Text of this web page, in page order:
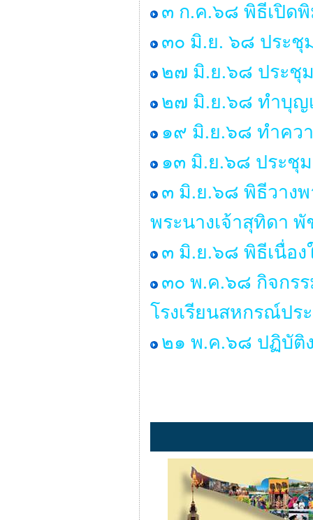
๓ ก.ค.๖๘ พิธีเปิด
๓๐ มิ.ย. ๖๘ ประชุ
๒๗ มิ.ย.๖๘ ประชุ
๒๗ มิ.ย.๖๘ ทำบุญ
๑๙ มิ.ย.๖๘ ทำคว
๑๓ มิ.ย.๖๘ ประชุม
๓ มิ.ย.๖๘ พิธีวางพ
พระนางเจ้าสุทิดา
๓ มิ.ย.๖๘ พิธีเนื่อง
๓๐ พ.ค.๖๘ กิจกรร
โรงเรียนสหกรณ์ปร
๒๑ พ.ค.๖๘ ปฏิบัติ